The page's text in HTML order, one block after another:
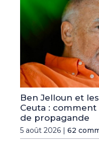
Ben Jelloun et les
Ceuta :
de propagande
5 août 2026 | 62